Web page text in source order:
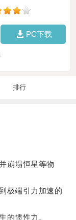
PC下载
排行
崩塌恒星等物
极端引力加速的
惯性力。